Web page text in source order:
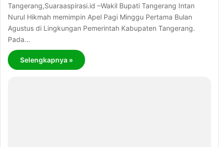
Tangerang,Suaraaspirasi.id –Wakil Bupati Tangerang Intan
Nurul Hikmah memimpin Apel Pagi Minggu Pertama Bulan
Agustus di Lingkungan Pemerintah Kabupaten Tangerang.
Pada…
Selengkapnya »